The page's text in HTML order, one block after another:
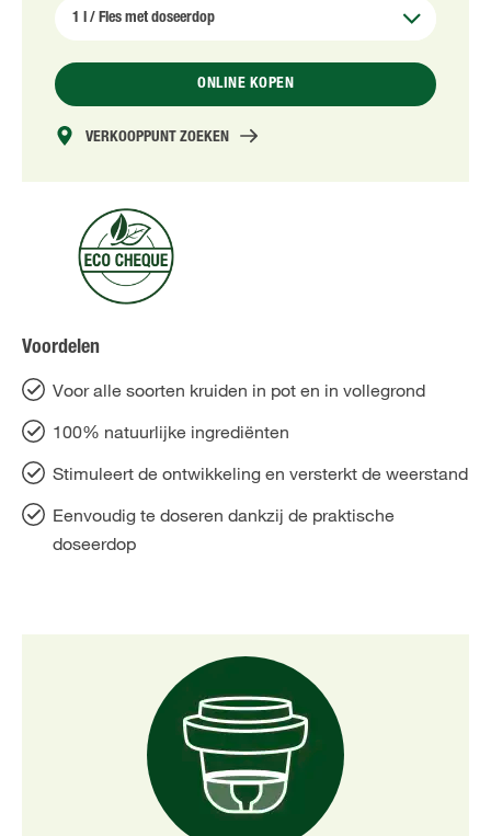
ONLINE KOPEN
VERKOOPPUNT ZOEKEN
Voordelen
Voor alle soorten kruiden in pot en in vollegrond
100% natuurlijke ingrediënten
Stimuleert de ontwikkeling en versterkt de weerstand
Eenvoudig te doseren dankzij de praktische
doseerdop